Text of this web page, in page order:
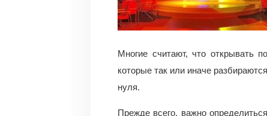
Многие считают, что открывать
которые так или иначе
нуля.
Прежде всего, важно